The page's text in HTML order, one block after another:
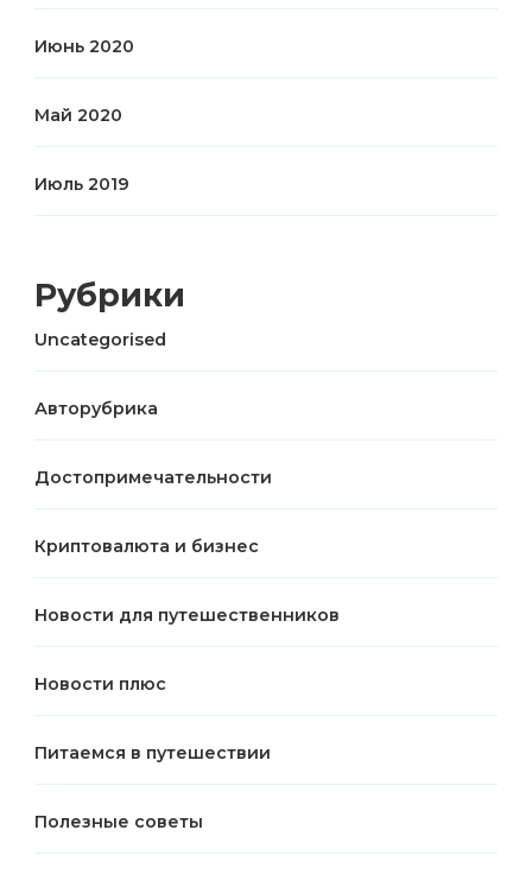
Июнь 2020
Май 2020
Июль 2019
Рубрики
Uncategorised
Авторубрика
Достопримечательности
Криптовалюта и бизнес
Новости для путешественников
Новости плюс
Питаемся в путешествии
Полезные советы